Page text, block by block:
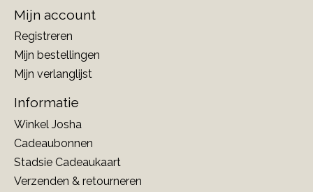
Mijn account
Registreren
Mijn bestellingen
Mijn verlanglijst
Informatie
Winkel Josha
Cadeaubonnen
Stadsie Cadeaukaart
Verzenden & retourneren